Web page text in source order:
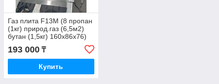
Газ плита F13M (8 пропан
(1кг) природ.газ (6,5м2)
бутан (1,5кг) 160х86х76)
193 000 ₸
Купить